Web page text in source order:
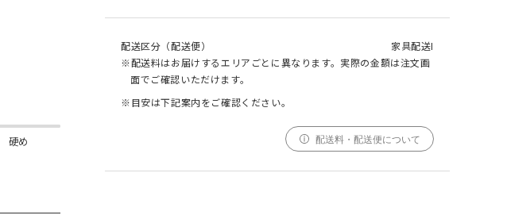
硬め
【受注生産生地】GREIG(グレイグ) カバー
リングソファ 3シーター
サイズ
サイズ
調整する
配送区分（配送便）
家具配送I
※配送料はお届けするエリアごとに異なります。実際の金額は注文画
面でご確認いただけます。
※目安は下記案内をご確認ください。
配送料・配送便について